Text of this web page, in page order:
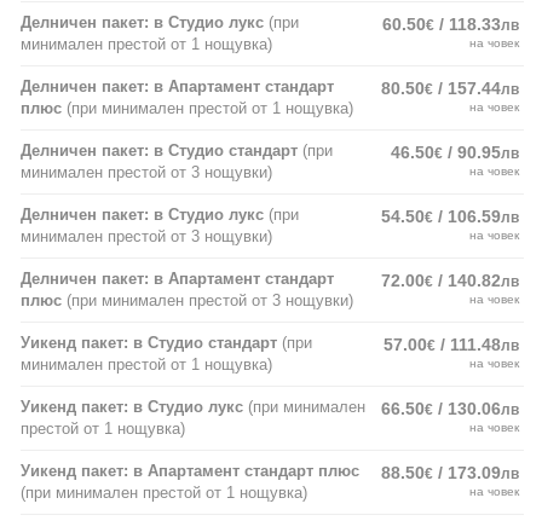
Делничен пакет: в Студио лукс (при
минимален престой от 1 нощувка)
60.50€ / 118.33лв
на човек
Делничен пакет: в Апартамент стандарт
плюс (при минимален престой от 1 нощувка)
80.50€ / 157.44лв
на човек
Делничен пакет: в Студио стандарт (при
минимален престой от 3 нощувки)
46.50€ / 90.95лв
на човек
Делничен пакет: в Студио лукс (при
минимален престой от 3 нощувки)
54.50€ / 106.59лв
на човек
Делничен пакет: в Апартамент стандарт
плюс (при минимален престой от 3 нощувки)
72.00€ / 140.82лв
на човек
Уикенд пакет: в Студио стандарт (при
минимален престой от 1 нощувка)
57.00€ / 111.48лв
на човек
Уикенд пакет: в Студио лукс (при минимален
престой от 1 нощувка)
66.50€ / 130.06лв
на човек
Уикенд пакет: в Апартамент стандарт плюс
(при минимален престой от 1 нощувка)
88.50€ / 173.09лв
на човек